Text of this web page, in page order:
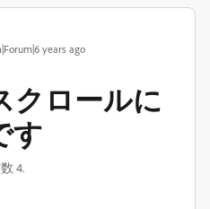
years ago
クロールに
す
4.